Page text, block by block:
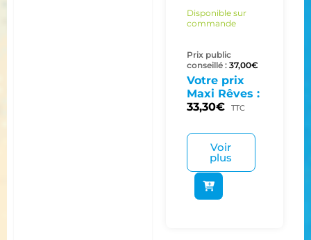
Disponible sur
commande
Prix public
conseillé : 37,00€
Votre prix
Maxi Rêves :
33,30€ TTC
Voir
plus